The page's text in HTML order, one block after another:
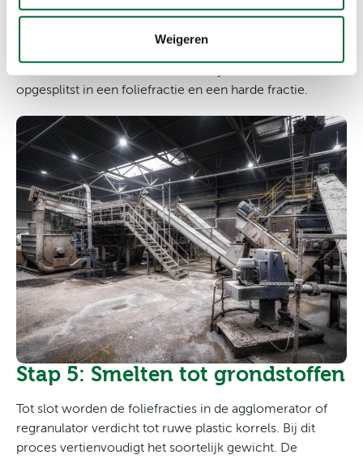
Weigeren
gewassen en gedroogd. Door het proces van
mechanische droging wordt het water en papierpulp uit
de gewassen restplastics gecentrifugeerd. Vervolgens
opgesplitst in een foliefractie en een harde fractie.
Stap 5: Smelten tot grondstoffen
Tot slot worden de foliefracties in de agglomerator of
regranulator verdicht tot ruwe plastic korrels. Bij dit
proces vertienvoudigt het soortelijk gewicht. De